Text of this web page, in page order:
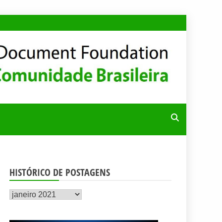
HISTÓRICO DE POSTAGENS
Histórico
postagens